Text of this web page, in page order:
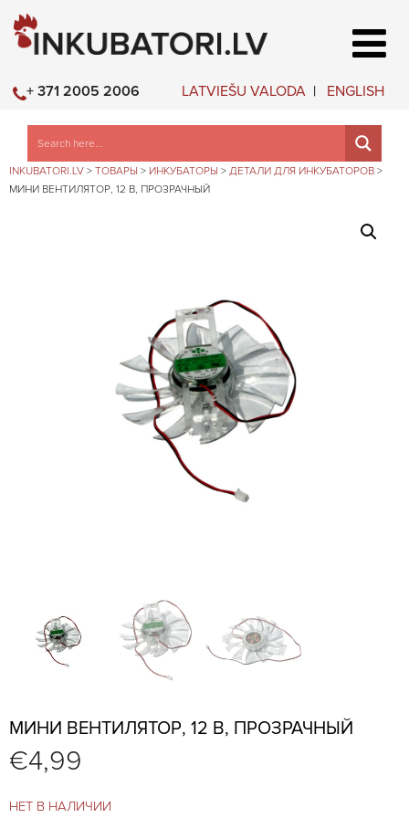
LATVIEŠU VALODA ENGLISH
+ 371 2005 2006
INKUBATORI.LV > ТОВАРЫ > ИНКУБАТОРЫ > ДЕТАЛИ ДЛЯ ИНКУБАТОРОВ >
МИНИ ВЕНТИЛЯТОР, 12 В, ПРОЗРАЧНЫЙ
МИНИ ВЕНТИЛЯТОР, 12 В, ПРОЗРАЧНЫЙ
€4,99
НЕТ В НАЛИЧИИ